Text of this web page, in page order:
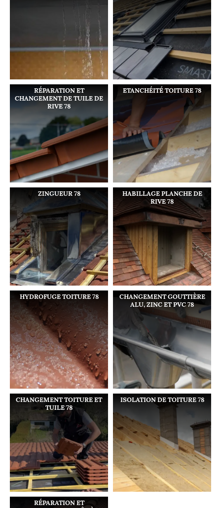
RÉPARATION ET
CHANGEMENT DE TUILE DE
RIVE 78
ETANCHÉITÉ TOITURE 78
ZINGUEUR 78
HABILLAGE PLANCHE DE
RIVE 78
HYDROFUGE TOITURE 78
CHANGEMENT GOUTTIÈRE
ALU, ZINC ET PVC 78
CHANGEMENT TOITURE ET
TUILE 78
ISOLATION DE TOITURE 78
RÉPARATION ET